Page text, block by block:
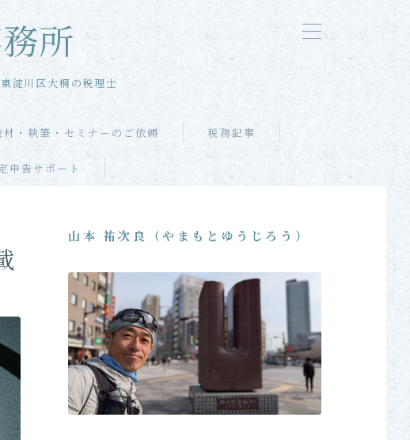
所
淀川区大桐の税理士
材・執筆・セミナーのご依頼 税務記事
申告サポート
山本 祐次良（やまもとゆうじろう）